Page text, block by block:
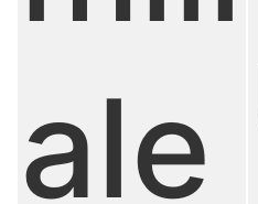
ale